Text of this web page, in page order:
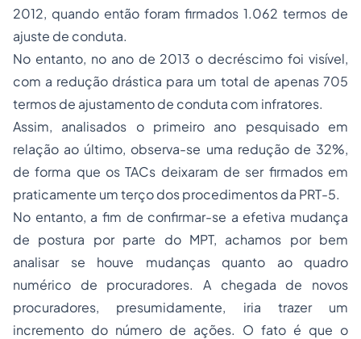
2012, quando então foram firmados 1.062 termos de
ajuste de conduta.
No entanto, no ano de 2013 o decréscimo foi visível,
com a redução drástica para um total de apenas 705
termos de ajustamento de conduta com infratores.
Assim, analisados o primeiro ano pesquisado em
relação ao último, observa-se uma redução de 32%,
de forma que os TACs deixaram de ser firmados em
praticamente um terço dos procedimentos da PRT-5.
No entanto, a fim de confirmar-se a efetiva mudança
de postura por parte do MPT, achamos por bem
analisar se houve mudanças quanto ao quadro
numérico de procuradores. A chegada de novos
procuradores, presumidamente, iria trazer um
incremento do número de ações. O fato é que o